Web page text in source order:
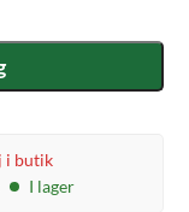
i butik
I lager